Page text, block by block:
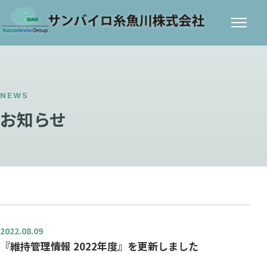
NEWS
お知らせ
2022.08.09
『維持管理情報 2022年度』を更新しました